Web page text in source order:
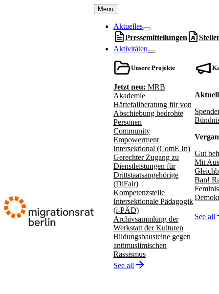
Menu
Aktuelles
Pressemitteilungen
Aktivitäten
Unsere Projekte
Jetzt neu: MRB
Akademie
Härtefallberatung für von
Abschiebung bedrohte
Personen
Community
Empowerment
Intersektional (ComE In)
Gerechter Zugang zu
Dienstleistungen für
Drittstaatsangehörige
(DiFair)
Kompetenzstelle
Intersektionale Pädagogik
(i-PÄD)
Archivsammlung der
Werkstatt der Kulturen
Bildungsbausteine gegen
antimuslimischen
Rassismus
See all
Gut
Mit
Ban!
See all